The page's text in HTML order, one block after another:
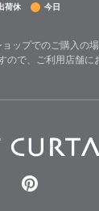
荷休 今日
ップでのご購入の
ので、ご利用店舗に